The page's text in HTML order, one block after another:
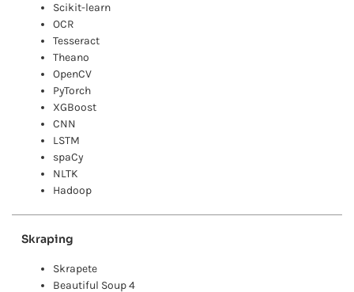
Scikit-learn
OCR
Tesseract
Theano
OpenCV
PyTorch
XGBoost
CNN
LSTM
spaCy
NLTK
Hadoop
Skraping
Skrapete
Beautiful Soup 4